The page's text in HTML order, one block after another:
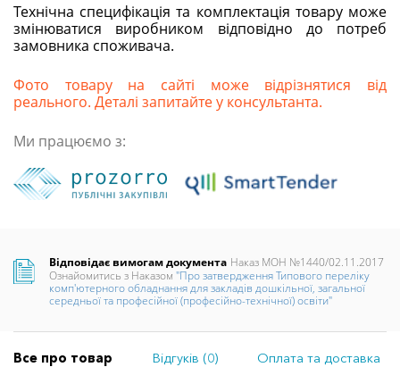
Технічна специфікація та комплектація товару може
змінюватися виробником відповідно до потреб
замовника споживача.
Фото товару на сайті може відрізнятися від
реального. Деталі запитайте у консультанта.
Ми працюємо з:
Відповідає вимогам документа Наказ МОН №1440/02.11.2017
Ознайомитись з Наказом "Про затвердження Типового переліку
комп'ютерного обладнання для закладів дошкільної, загальної
середньої та професійної (професійно-технічної) освіти"
Все про товар Відгуків (0) Оплата та доставка